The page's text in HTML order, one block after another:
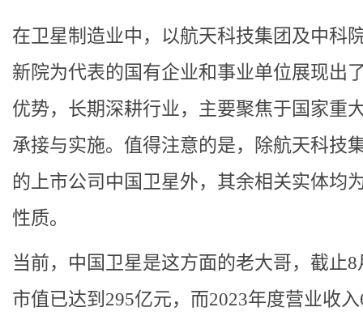
在卫星制造业中，以航天科技集团及中科
新院为代表的国有企业和事业单位展现出
优势，长期深耕行业，主要聚焦于国家重
承接与实施。值得注意的是，除航天科技
的上市公司中国卫星外，其余相关实体均
性质。
当前，中国卫星是这方面的老大哥，截止8
市值已达到295亿元，而2023年度营业收